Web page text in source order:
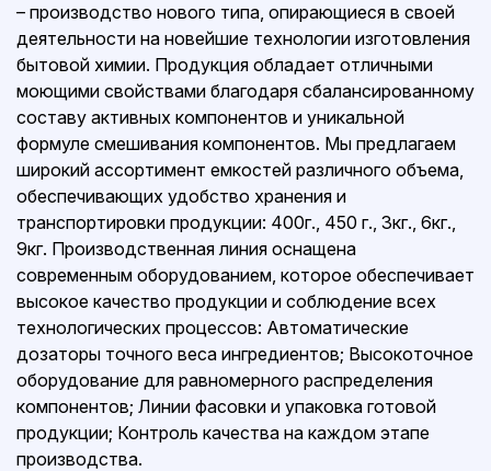
– производство нового типа, опирающиеся в своей
деятельности на новейшие технологии изготовления
бытовой химии. Продукция обладает отличными
моющими свойствами благодаря сбалансированному
составу активных компонентов и уникальной
формуле смешивания компонентов. Мы предлагаем
широкий ассортимент емкостей различного объема,
обеспечивающих удобство хранения и
транспортировки продукции: 400г., 450 г., 3кг., 6кг.,
9кг. Производственная линия оснащена
современным оборудованием, которое обеспечивает
высокое качество продукции и соблюдение всех
технологических процессов: Автоматические
дозаторы точного веса ингредиентов; Высокоточное
оборудование для равномерного распределения
компонентов; Линии фасовки и упаковка готовой
продукции; Контроль качества на каждом этапе
производства.